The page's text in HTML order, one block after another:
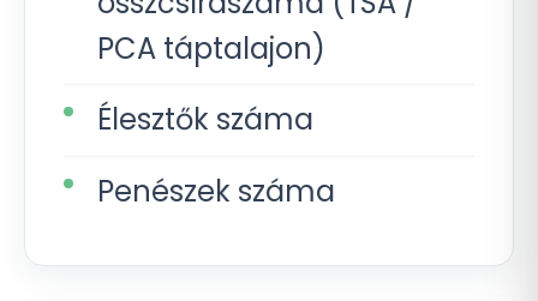
PCA táptalajon)
Élesztők száma
Penészek száma